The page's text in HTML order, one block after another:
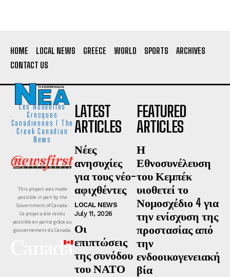
HOME LOCAL NEWS GREECE WORLD SPORTS
ARCHIVES
CONTACT US
Les Nouvelles
Grecques
Canadiennes I The
Greek Canadian
News
This project was made
possible in part by the
Government of Canada.
Ce projet a été rendu
possible en partie grâce au
gouvernement du Canada.
LATEST
ARTICLES
Νέες
ανησυχίες
για τους νέο-
αφιχθέντες
LOCAL NEWS
July 11, 2026
Οι
επιπτώσεις
της συνόδου
του ΝΑΤΟ
FEATURED
ARTICLES
Η
Εθνοσυνέλευση
του Κεμπέκ
υιοθετεί το
Νομοσχέδιο 4 για
την ενίσχυση της
προστασίας από
την
ενδοοικογενειακή
βία